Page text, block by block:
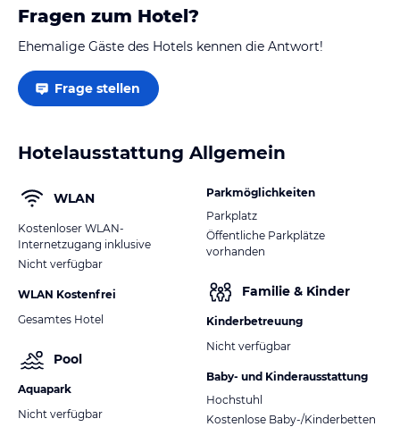
Fragen zum Hotel?
Ehemalige Gäste des Hotels kennen die Antwort!
Frage stellen
Hotelausstattung Allgemein
WLAN
Kostenloser WLAN-
Internetzugang inklusive
Nicht verfügbar
WLAN Kostenfrei
Gesamtes Hotel
Pool
Aquapark
Nicht verfügbar
Parkmöglichkeiten
Parkplatz
Öffentliche Parkplätze
vorhanden
Familie & Kinder
Kinderbetreuung
Nicht verfügbar
Baby- und Kinderausstattung
Hochstuhl
Kostenlose Baby-/Kinderbetten